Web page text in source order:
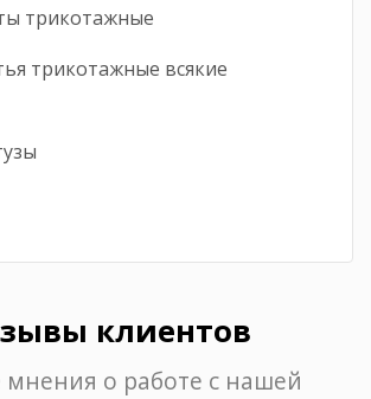
трикотажные
трикотажные всякие
клиентов
о работе с нашей